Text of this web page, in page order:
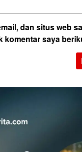
dan situs web
komentar saya